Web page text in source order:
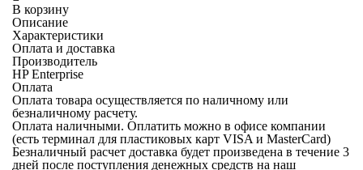
В корзину
Описание
Характеристики
Оплата и доставка
Производитель
HP Enterprise
Оплата
Оплата товара осуществляется по наличному или
безналичному расчету.
Оплата наличными. Оплатить можно в офисе компании
(есть терминал для пластиковых карт VISA и MasterCard)
Безналичный расчет доставка будет произведена в течение 3
дней после поступления денежных средств на наш